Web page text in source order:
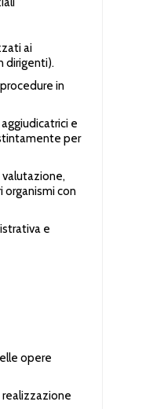
ai
dirigenti).
in
e
per
organismi con
e
opere